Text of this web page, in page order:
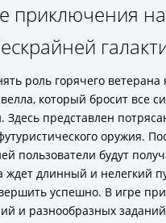
приключения на
роль горячего ветерана
который бросит все
Здесь представлен
оружия.
пользователи будут
ждет длинный и нелегкий
успешно. В игре
и разнообразных